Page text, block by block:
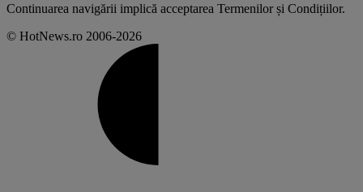
Continuarea navigării implică acceptarea Termenilor și Condițiilor.
© HotNews.ro 2006-2026